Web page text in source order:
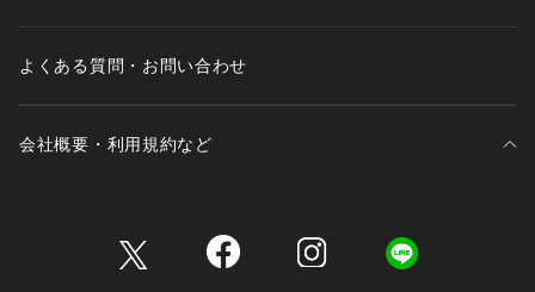
よくある質問・お問い合わせ
会社概要・利用規約など